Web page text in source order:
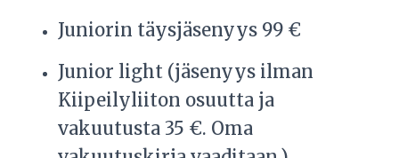
Juniorin täysjäsenyys 99 €
Junior light (jäsenyys ilman
Kiipeilyliiton osuutta ja
vakuutusta 35 €. Oma